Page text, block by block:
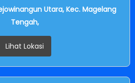
Utara, Kec. Magelang
Tengah,
Lihat Lokasi